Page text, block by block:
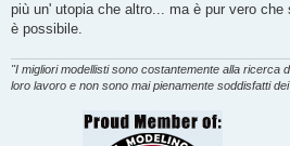
a
g
g
più un' utopia che altro... ma è pur vero
è possibile.
"I migliori modellisti sono costantemente alla ricerca
loro lavoro e non sono mai pienamente soddisfatti